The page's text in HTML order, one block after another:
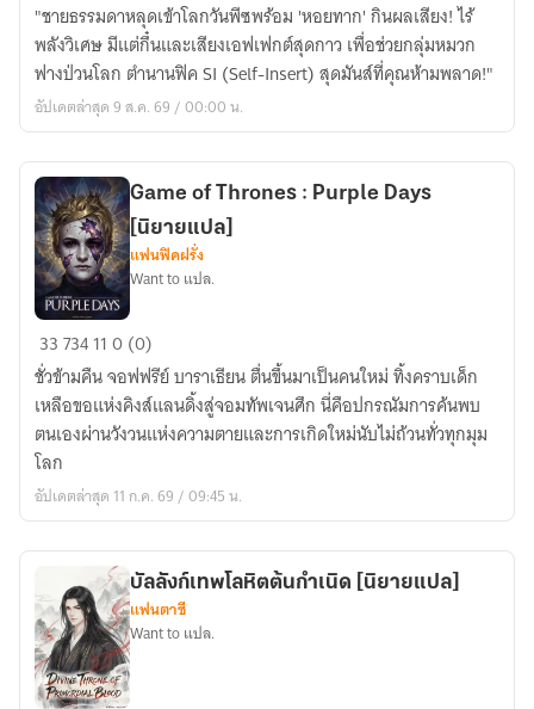
This
Bites!
[นิยาย
แปล]
"ชายธรรมดาหลุดเข้าโลกวันพีซพร้อม 'หอยทาก' กินผลเสียง! ไร้
พลังวิเศษ มีแต่กึ๋นและเสียงเอฟเฟกต์สุดกาว เพื่อช่วยกลุ่มหมวก
ฟางป่วนโลก ตำนานฟิค SI (Self-Insert) สุดมันส์ที่คุณห้ามพลาด!"
อัปเดตล่าสุด 9 ส.ค. 69 / 00:00 น.
Game
of
Thrones
:
Purple
Days
[นิยาย
Game of Thrones : Purple Days
[นิยายแปล]
แฟนฟิคฝรั่ง
Want to แปล.
33734110 (0)
ชั่วข้ามคืน จอฟฟรีย์ บาราเธียน ตื่นขึ้นมาเป็นคนใหม่ ทิ้งคราบเด็ก
เหลือขอแห่งคิงส์แลนดิ้งสู่จอมทัพเจนศึก นี่คือปกรณัมการค้นพบ
ตนเองผ่านวังวนแห่งความตายและการเกิดใหม่นับไม่ถ้วนทั่วทุกมุม
โลก
อัปเดตล่าสุด 11 ก.ค. 69 / 09:45 น.
บัลลังก์เทพโลหิตต้นกำเนิด [นิยายแปล]
แฟนตาซี
Want to แปล.